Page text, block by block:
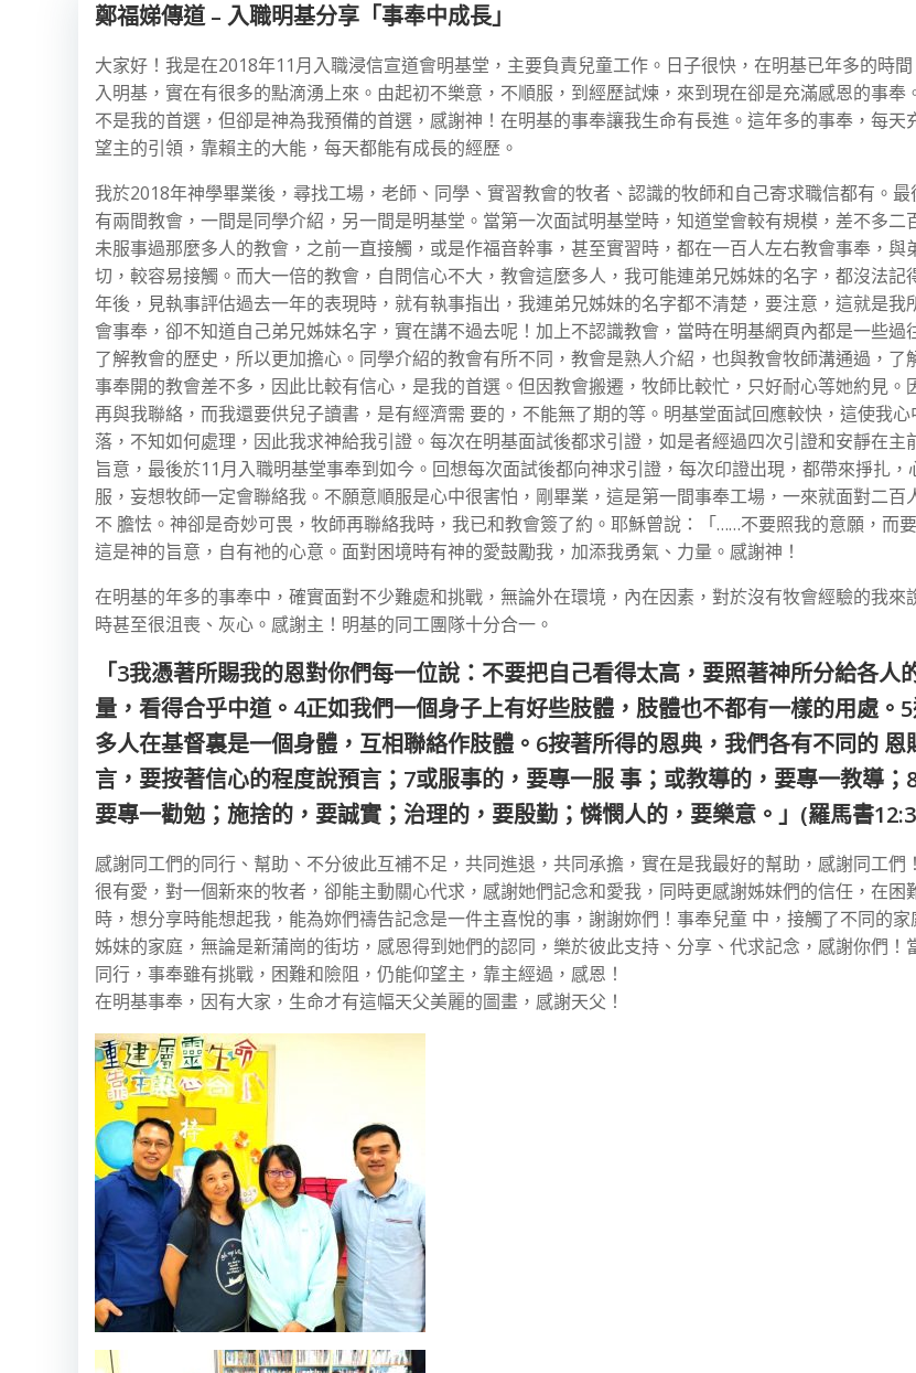
鄭福娣傳道 – 入職明基分享「事奉中成長」
大家好！我是在2018年11月入職浸信宣道會明基堂，主要負責兒童工作。日子很快，在明基已年多的時
入明基，實在有很多的點滴湧上來。由起初不樂意，不順服，到經歷試煉，來到現在卻是充滿感恩的事奉
不是我的首選，但卻是神為我預備的首選，感謝神！在明基的事奉讓我生命有長進。這年多的事奉，每天
望主的引領，靠賴主的大能，每天都能有成長的經歷。
我於2018年神學畢業後，尋找工場，老師、同學、實習教會的牧者、認識的牧師和自己寄求職信都有。
有兩間教會，一間是同學介紹，另一間是明基堂。當第一次面試明基堂時，知道堂會較有規模，差不多二
未服事過那麼多人的教會，之前一直接觸，或是作福音幹事，甚至實習時，都在一百人左右教會事奉，與
切，較容易接觸。而大一倍的教會，自問信心不大，教會這麼多人，我可能連弟兄姊妹的名字，都沒法記
年後，見執事評估過去一年的表現時，就有執事指出，我連弟兄姊妹的名字都不清楚，要注意，這就是我
會事奉，卻不知道自己弟兄姊妹名字，實在講不過去呢！加上不認識教會，當時在明基網頁內都是一些過
了解教會的歷史，所以更加擔心。同學介紹的教會有所不同，教會是熟人介紹，也與教會牧師溝通過，了
事奉開的教會差不多，因此比較有信心，是我的首選。但因教會搬遷，牧師比較忙，只好耐心等她約見。
再與我聯絡，而我還要供兒子讀書，是有經濟需 要的，不能無了期的等。明基堂面試回應較快，這使我心
落，不知如何處理，因此我求神給我引證。每次在明基面試後都求引證，如是者經過四次引證和安靜在主
旨意，最後於11月入職明基堂事奉到如今。回想每次面試後都向神求引證，每次印證出現，都帶來掙扎，
服，妄想牧師一定會聯絡我。不願意順服是心中很害怕，剛畢業，這是第一間事奉工場，一來就面對二百
不 膽怯。神卻是奇妙可畏，牧師再聯絡我時，我已和教會簽了約。耶穌曾說：「……不要照我的意願，而要
這是神的旨意，自有祂的心意。面對困境時有神的愛鼓勵我，加添我勇氣、力量。感謝神！
在明基的年多的事奉中，確實面對不少難處和挑戰，無論外在環境，內在因素，對於沒有牧會經驗的我來
時甚至很沮喪、灰心。感謝主！明基的同工團隊十分合一。
「3我憑著所賜我的恩對你們每一位說：不要把自己看得太高，要照著神所分給各人
量，看得合乎中道。4正如我們一個身子上有好些肢體，肢體也不都有一樣的用處。
多人在基督裏是一個身體，互相聯絡作肢體。6按著所得的恩典，我們各有不同的 恩
言，要按著信心的程度說預言；7或服事的，要專一服 事；或教導的，要專一教導；
要專一勸勉；施捨的，要誠實；治理的，要殷勤；憐憫人的，要樂意。」(羅馬書
感謝同工們的同行、幫助、不分彼此互補不足，共同進退，共同承擔，實在是我最好的幫助，感謝同工們
很有愛，對一個新來的牧者，卻能主動關心代求，感謝她們記念和愛我，同時更感謝姊妹們的信任，在困
時，想分享時能想起我，能為妳們禱告記念是一件主喜悅的事，謝謝妳們！事奉兒童 中，接觸了不同的
姊妹的家庭，無論是新蒲崗的街坊，感恩得到她們的認同，樂於彼此支持、分享、代求記念，感謝你們！
同行，事奉雖有挑戰，困難和險阻，仍能仰望主，靠主經過，感恩！
在明基事奉，因有大家，生命才有這幅天父美麗的圖畫，感謝天父！